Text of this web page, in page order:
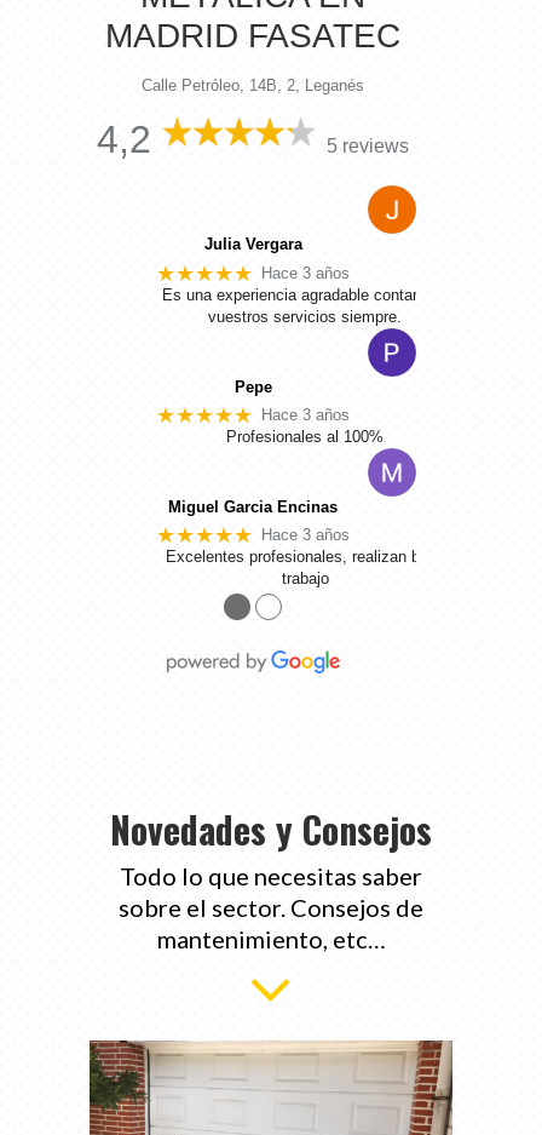
MADRID FASATEC
Calle Petróleo, 14B, 2, Leganés
4,2 5 reviews
Julia Vergara
★★★★★
Hace 3 años
Es una experiencia agradable contar con
vuestros servicios siempre.
Pepe
★★★★★
Hace 3 años
Profesionales al 100%
Miguel Garcia Encinas
★★★★★
Hace 3 años
Excelentes profesionales, realizan buen
trabajo
●●
Novedades y Consejos
Todo lo que necesitas saber
sobre el sector. Consejos de
mantenimiento, etc…